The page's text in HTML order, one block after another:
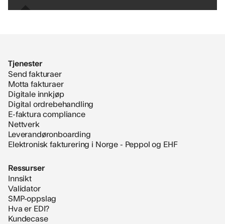
Tjenester
Send fakturaer
Motta fakturaer
Digitale innkjøp
Digital ordrebehandling
E-faktura compliance
Nettverk
Leverandøronboarding
Elektronisk fakturering i Norge - Peppol og EHF
Ressurser
Innsikt
Validator
SMP-oppslag
Hva er EDI?
Kundecase